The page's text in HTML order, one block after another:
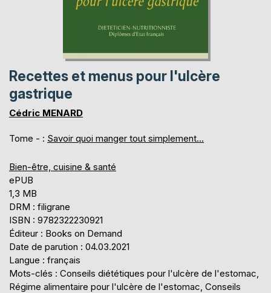
Recettes et menus pour l'ulcère
gastrique
Cédric MENARD
Tome - : Savoir quoi manger tout simplement...
Bien-être, cuisine & santé
ePUB
1,3 MB
DRM : filigrane
ISBN : 9782322230921
Éditeur : Books on Demand
Date de parution : 04.03.2021
Langue : français
Mots-clés : Conseils diététiques pour l'ulcère de l'estomac,
Régime alimentaire pour l'ulcère de l'estomac, Conseils